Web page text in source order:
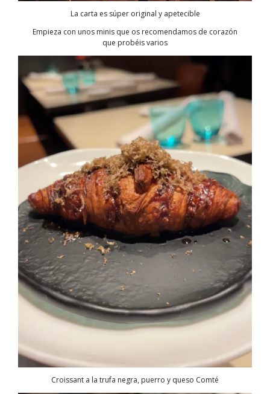
La carta es súper original y apetecible
Empieza con unos minis que os recomendamos de corazón
que probéis varios
Croissant a la trufa negra, puerro y queso Comté